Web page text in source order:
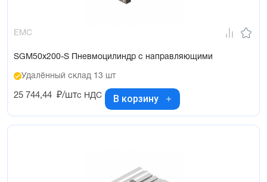
EMC
SGM50x200-S Пневмоцилиндр с направляющими
Удалённый склад 13 шт
25 744,44 ₽/штс НДС В корзину